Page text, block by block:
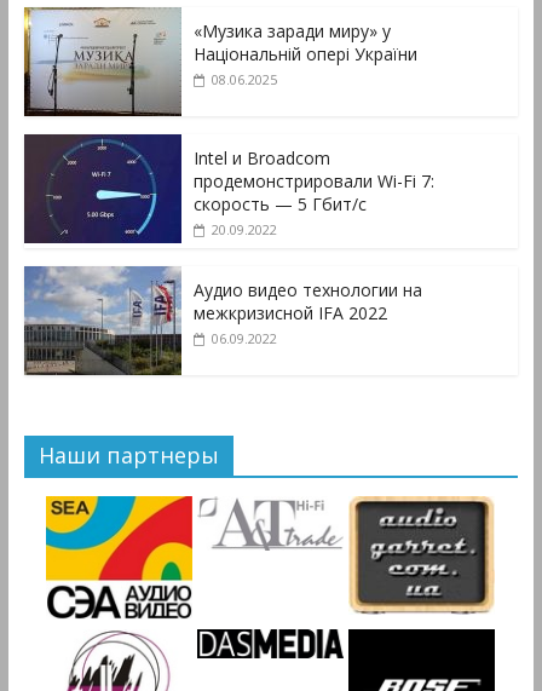
«Музика заради миру» у
Національній опері України
08.06.2025
Intel и Broadcom
продемонстрировали Wi-Fi 7:
скорость — 5 Гбит/с
20.09.2022
Аудио видео технологии на
межкризисной IFA 2022
06.09.2022
Наши партнеры